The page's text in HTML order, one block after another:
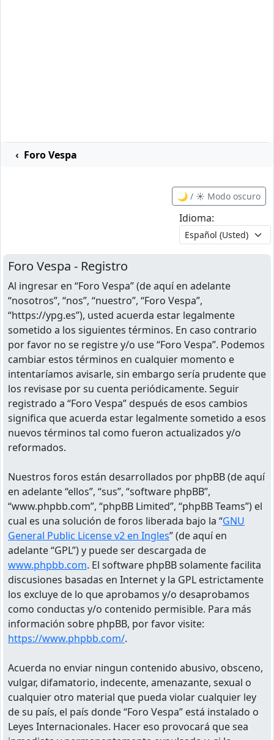
Foro Vespa
🌙 / ☀️ Modo oscuro
Idioma:
Foro Vespa - Registro
Al ingresar en “Foro Vespa” (de aquí en adelante
“nosotros”, “nos”, “nuestro”, “Foro Vespa”,
“https://ypg.es”), usted acuerda estar legalmente
sometido a los siguientes términos. En caso contrario
por favor no se registre y/o use “Foro Vespa”. Podemos
cambiar estos términos en cualquier momento e
intentaríamos avisarle, sin embargo sería prudente que
los revisase por su cuenta periódicamente. Seguir
registrado a “Foro Vespa” después de esos cambios
significa que acuerda estar legalmente sometido a esos
nuevos términos tal como fueron actualizados y/o
reformados.
Nuestros foros están desarrollados por phpBB (de aquí
en adelante “ellos”, “sus”, “software phpBB”,
“www.phpbb.com”, “phpBB Limited”, “phpBB Teams”) el
cual es una solución de foros liberada bajo la “GNU
General Public License v2 en Ingles” (de aquí en
adelante “GPL”) y puede ser descargada de
www.phpbb.com. El software phpBB solamente facilita
discusiones basadas en Internet y la GPL estrictamente
los excluye de lo que aprobamos y/o desaprobamos
como conductas y/o contenido permisible. Para más
información sobre phpBB, por favor visite:
https://www.phpbb.com/.
Acuerda no enviar ningun contenido abusivo, obsceno,
vulgar, difamatorio, indecente, amenazante, sexual o
cualquier otro material que pueda violar cualquier ley
de su país, el país donde “Foro Vespa” está instalado o
Leyes Internacionales. Hacer eso provocará que sea